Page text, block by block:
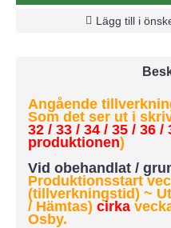
Lägg till i
Angående
Som det ser ut i
32 / 33 / 34 / 35 / 36
produktionen)
Vid obehandlat /
Produktionsstart
(tillverkningstid) ~
/ Hämtas) cirka
Osby.